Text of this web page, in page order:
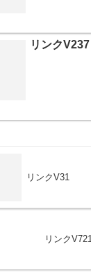
リンクV237
リンクV31
リンクV721